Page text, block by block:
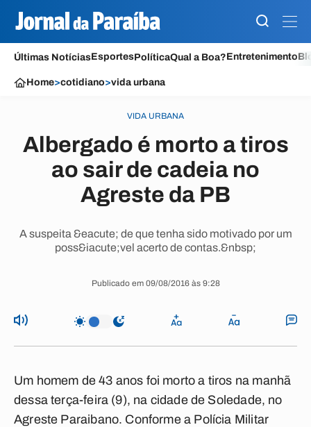
Últimas NotíciasEsportesPolíticaQual a Boa?Entretenimento
Home>cotidiano>vida urbana
VIDA URBANA
Albergado é morto a tiros
ao sair de cadeia no
Agreste da PB
A suspeita &eacute; de que tenha sido motivado por um
poss&iacute;vel acerto de contas.&nbsp;
Publicado em 09/08/2016 às 9:28
Um homem de 43 anos foi morto a tiros na manhã
dessa terça-feira (9), na cidade de Soledade, no
Agreste Paraibano. Conforme a Polícia Militar